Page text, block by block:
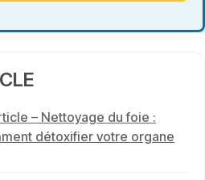
– Nettoyage du foie :
détoxifier votre organe